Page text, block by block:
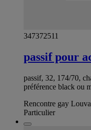
347372511
passif pour
passif, 32, 174/70,
préférence black ou
Rencontre gay
Particulier